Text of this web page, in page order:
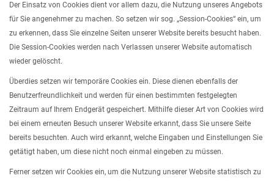
Der Einsatz von Cookies dient vor allem dazu, die Nutzung unseres Angebots
für Sie angenehmer zu machen. So setzen wir sog. „Session-Cookies“ ein, um
zu erkennen, dass Sie einzelne Seiten unserer Website bereits besucht haben.
Die Session-Cookies werden nach Verlassen unserer Website automatisch
wieder gelöscht.
Überdies setzen wir temporäre Cookies ein. Diese dienen ebenfalls der
Benutzerfreundlichkeit und werden für einen bestimmten festgelegten
Zeitraum auf Ihrem Endgerät gespeichert. Mithilfe dieser Art von Cookies wird
bei einem erneuten Besuch unserer Website erkannt, dass Sie unsere Seite
bereits besuchten. Auch wird erkannt, welche Eingaben und Einstellungen Sie
getätigt haben, um diese nicht noch einmal eingeben zu müssen.
Ferner setzen wir Cookies ein, um die Nutzung unserer Website statistisch zu